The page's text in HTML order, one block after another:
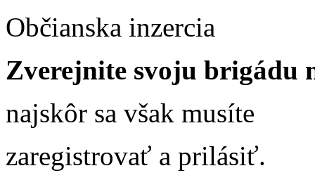
Občianska inzercia
Zverejnite svoju brigádu
najskôr sa však musíte
zaregistrovať a prilásiť.